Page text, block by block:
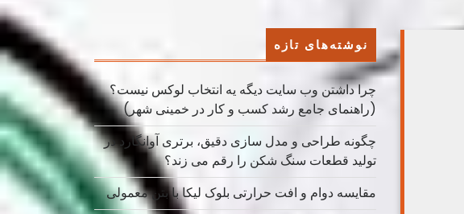
نوشته‌های تازه
چرا داشتن وب سایت دیگه یه انتخاب لوکس نیست؟
(راهنمای جامع رشد کسب ‌و کار در خمینی ‌شهر)
چگونه طراحی و مدل سازی دقیق، برتری آوانگارد در
تولید قطعات سنگ شکن را رقم می زند؟
مقایسه دوام و افت حرارتی بلوک لیکا با بتن معمولی